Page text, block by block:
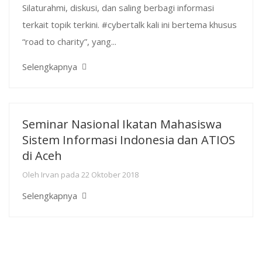
Silaturahmi, diskusi, dan saling berbagi informasi
terkait topik terkini. #cybertalk kali ini bertema khusus
“road to charity”, yang...
Selengkapnya
Seminar Nasional Ikatan Mahasiswa
Sistem Informasi Indonesia dan ATIOS
di Aceh
Oleh Irvan pada 22 Oktober 2018
Selengkapnya